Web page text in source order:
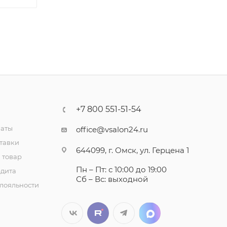
+7 800 551-51-54
office@vsalon24.ru
644099, г. Омск, ул. Герцена 1
Пн – Пт: с 10:00 до 19:00
Сб – Вс: выходной